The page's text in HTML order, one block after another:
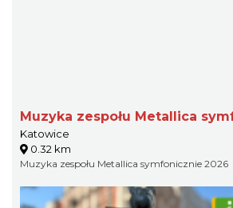
Muzyka zespołu Metallica
Katowice
0.32 km
Muzyka zespołu Metallica symfonicznie 2026